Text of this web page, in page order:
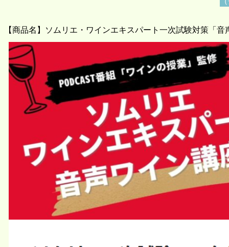
【商品名】ソムリエ・ワインエキスパート一次試験対策「音